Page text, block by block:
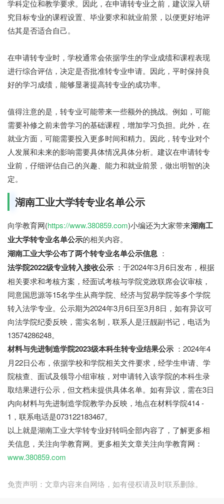
学科定位和教学要求。因此，在申请转专业之前，建议深入研
究目标专业的课程设置、毕业要求和就业前景，以便更好地评
估其是否适合自己。
在申请转专业时，学校通常会依据学生的学业成绩和课程表现
进行综合评估，决定是否批准转专业申请。因此，平时保持良
好的学习成绩，能够显著提高转专业的成功率。
值得注意的是，转专业可能带来一些额外的挑战。例如，可能
需要补修之前未曾学习的基础课程，增加学习负担。此外，在
就业方面，可能需要投入更多时间和精力。因此，转专业对个
人发展和未来的影响需要具体情况具体分析。建议在申请转专
业前，仔细评估自己的兴趣、能力和就业前景，做出明智的决
定。
湖南工业大学转专业名单公示
向学教育网(https://www.380859.com)小编还为大家带来湖南工
业大学转专业名单公示的相关内容。
湖南工业大学公布了两个转专业名单公示信息 ：
法学院2022级专业转入接收公示 ：于2024年3月6日发布，根据
相关要求和考核方案，经面试考核与学院党政联席会议审核，
同意国思源等15名学生从商学院、经济与贸易学院等多个学院
转入法学专业。公示期为2024年3月6日至3月8日，如有异议可
向法学院纪委反映，需实名制，联系人是汪靓副书记，电话为
13574286248。
材料与先进制造学院2023级本科生转专业结果公示 ：2024年4
月22日公布，依据学校和学院相关文件要求，经学生申请、学
院核查、面试及领导小组审核，对申请转入该学院的本科生录
取结果进行公示，但文档未提供具体名单。如有异议，需在3日
内向材料与先进制造学院教学办反映，地点在材料学院414 -
1，联系电话是073122183467。
以上就是湖南工业大学转专业好转吗全部内容了，了解更多相
关信息，关注向学教育网。更多相关文章关注向学教育网：
www.380859.com
免责声明：文章内容来自网络，如有侵权请及时联系删除。